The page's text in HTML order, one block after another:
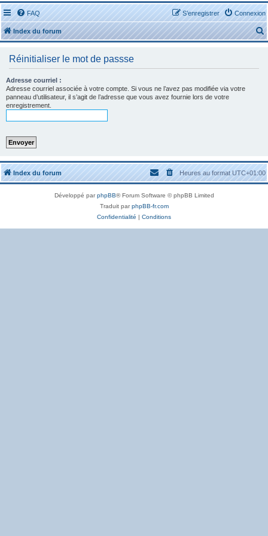
FAQ Connexion
S’enregistrer
Index du forum
e
r
Réinitialiser le mot de passse
Adresse courriel :
Adresse courriel associée à votre compte. Si vous ne l’avez pas modifiée via votre
panneau d’utilisateur, il s’agit de l’adresse que vous avez fournie lors de votre
enregistrement.
Index du forum Heures au formatUTC+01:00
Développé parphpBB® Forum Software © phpBB Limited
Traduit parphpBB-fr.com
Confidentialité | Conditions